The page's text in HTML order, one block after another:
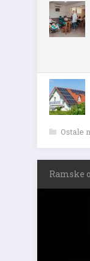
Ostale
Ramske